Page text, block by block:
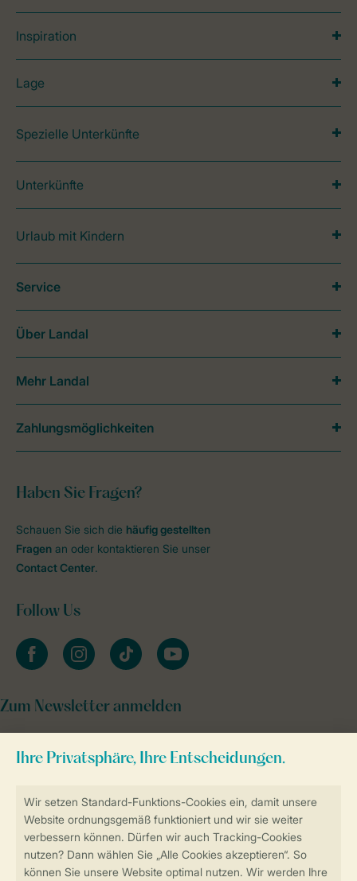
Sicher und schnell zur Online-Buchung
Inspiration
Lage
Spezielle Unterkünfte
Unterkünfte
Urlaub mit Kindern
Haben Sie Fragen?
Schauen Sie sich die häufig gestellten
Fragen an oder kontaktieren Sie unser
Contact Center.
Follow Us
facebookinstagramtiktok youtube
Zum Newsletter anmelden
Service
Über Landal
Mehr Landal
Zahlungsmöglichkeiten